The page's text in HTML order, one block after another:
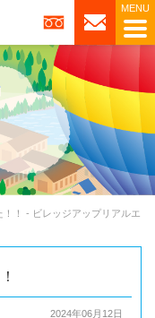
！ - ビレッジアップリアルエ
2024年06月12日